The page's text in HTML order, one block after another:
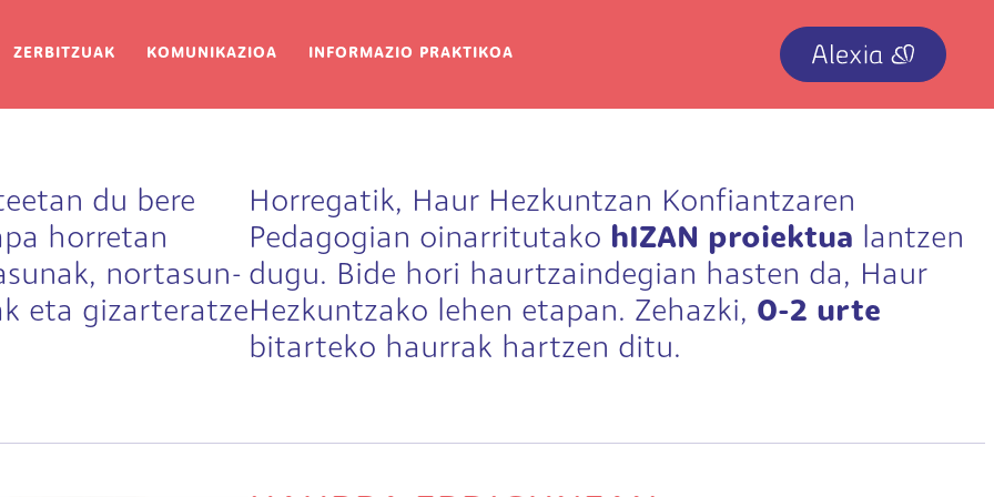
IRUDIA
ZERBITZUAK KOMUNIKAZIOA INFORMAZIO PRAKTIKOA
du bere
horretan
nortasun-
eta gizarteratze
Horregatik, Haur Hezkuntzan Konfiantzaren
Pedagogian oinarritutako hIZAN proiektua lantzen
dugu. Bide hori haurtzaindegian hasten da, Haur
Hezkuntzako lehen etapan. Zehazki, 0-2 urte
bitarteko haurrak hartzen ditu.